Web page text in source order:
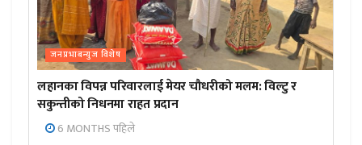
जनप्रभाबन्युज विशेष
लहानका विपन्न परिवारलाई मेयर चौधरीको मलम: विल्टु र
सकुन्तीको निधनमा राहत प्रदान
6 MONTHS पहिले